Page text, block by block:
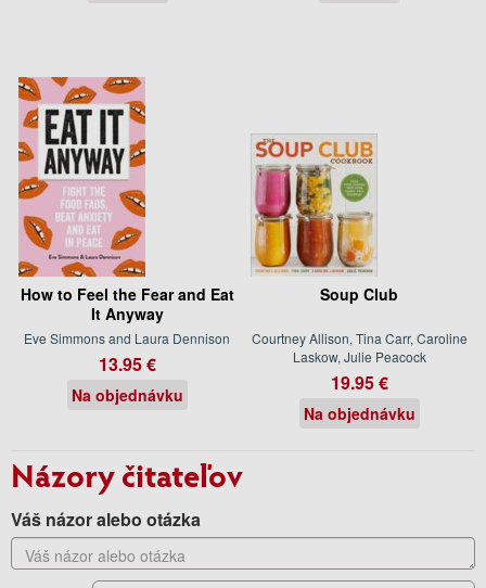
How to Feel the Fear and Eat
It Anyway
Eve Simmons and Laura Dennison
13.95 €
Na objednávku
Soup Club
Courtney Allison, Tina Carr, Caroline
Laskow, Julie Peacock
19.95 €
Na objednávku
Názory čitateľov
Váš názor alebo otázka